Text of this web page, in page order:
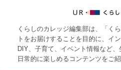
くらしのカレッジ編集部は、「く
トをお届けすることを目的に、イ
DIY、子育て、イベント情報など
日常的に楽しめるコンテンツをご紹